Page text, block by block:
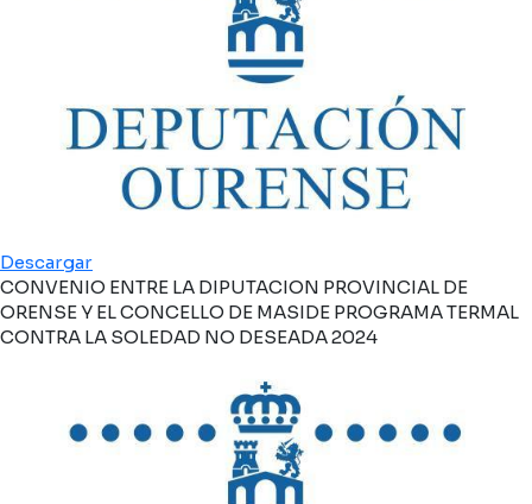
Descargar
CONVENIO ENTRE LA DIPUTACION PROVINCIAL DE
ORENSE Y EL CONCELLO DE MASIDE PROGRAMA TERMAL
CONTRA LA SOLEDAD NO DESEADA 2024